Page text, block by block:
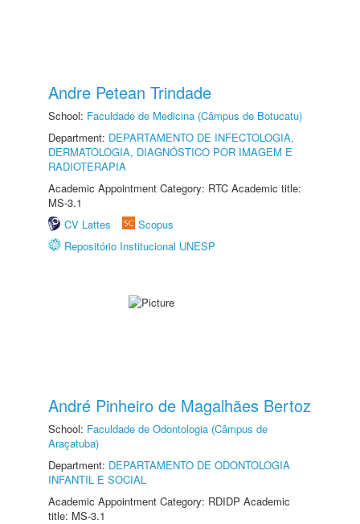
Andre Petean Trindade
School: Faculdade de Medicina (Câmpus de Botucatu)
Department: DEPARTAMENTO DE INFECTOLOGIA,
DERMATOLOGIA, DIAGNÓSTICO POR IMAGEM E
RADIOTERAPIA
Academic Appointment Category: RTC Academic title:
MS-3.1
CV Lattes
Scopus
Repositório Institucional UNESP
André Pinheiro de Magalhães Bertoz
School: Faculdade de Odontologia (Câmpus de
Araçatuba)
Department: DEPARTAMENTO DE ODONTOLOGIA
INFANTIL E SOCIAL
Academic Appointment Category: RDIDP Academic
title: MS-3.1